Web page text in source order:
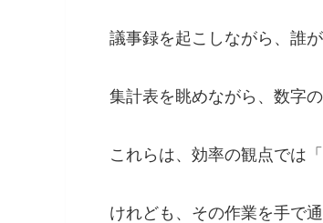
議事録を起こしながら、誰
集計表を眺めながら、数字
これらは、効率の観点では
けれども、その作業を手で